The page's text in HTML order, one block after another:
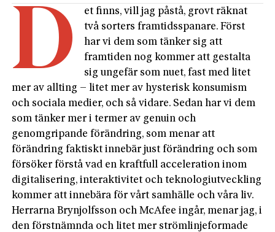
D
et finns, vill jag påstå, grovt räknat
två sorters framtidsspanare. Först
har vi dem som tänker sig att
framtiden nog kommer att gestalta
sig ungefär som nuet, fast med litet
mer av allting – litet mer av hysterisk konsumism
och sociala medier, och så vidare. Sedan har vi dem
som tänker mer i termer av genuin och
genomgripande förändring, som menar att
förändring faktiskt innebär just förändring och som
försöker förstå vad en kraftfull acceleration inom
digitalisering, interaktivitet och teknologiutveckling
kommer att innebära för vårt samhälle och våra liv.
Herrarna Brynjolfsson och McAfee ingår, menar jag, i
den förstnämnda och litet mer strömlinjeformade